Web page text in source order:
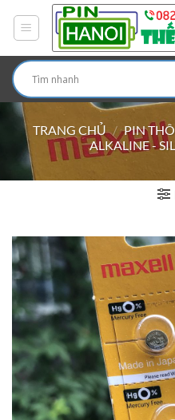
dung
TRANG CHỦ / PIN
ALKALINE -